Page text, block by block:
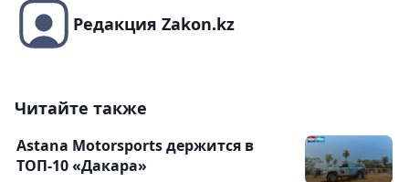
Редакция Zakon.kz
Читайте также
Astana Motorsports держится в
ТОП-10 «Дакара»